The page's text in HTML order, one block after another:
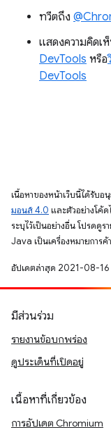
ทวีตถึง
แสดงความคิดเ
DevTools หรือ
DevTools
เนื้อหาของหน้าเว็บนี้ได้รับอ
มอนส์ 4.0 และตัวอย่างโค้
ระบุไว้เป็นอย่างอื่น โปรดดูร
Java เป็นเครื่องหมายการ
อัปเดตล่าสุด 2021-08-16
มีส่วนร่วม
รายงานข้อบกพร่อง
ดูประเด็นที่เปิดอยู่
เนื้อหาที่เกี่ยวข้อง
การอัปเดต Chromium